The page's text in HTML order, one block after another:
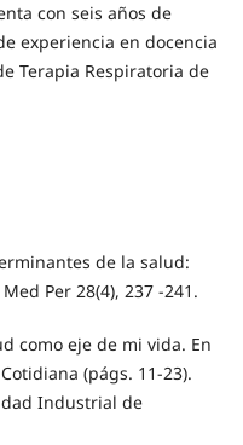
con seis años de
experiencia en docencia
Terapia Respiratoria de
de la salud:
Per 28(4), 237 -241.
como eje de mi vida. En
(págs. 11-23).
Industrial de